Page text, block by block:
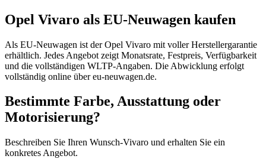
Opel Vivaro als EU-Neuwagen kaufen
Als EU-Neuwagen ist der Opel Vivaro mit voller Herstellergarantie
erhältlich. Jedes Angebot zeigt Monatsrate, Festpreis, Verfügbarkeit
und die vollständigen WLTP-Angaben. Die Abwicklung erfolgt
vollständig online über eu-neuwagen.de.
Bestimmte Farbe, Ausstattung oder
Motorisierung?
Beschreiben Sie Ihren Wunsch-Vivaro und erhalten Sie ein
konkretes Angebot.